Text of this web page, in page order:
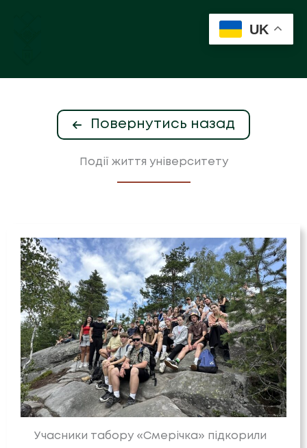
Повернутись назад
Події життя університету
Учасники табору «Смерічка» підкорили
UK